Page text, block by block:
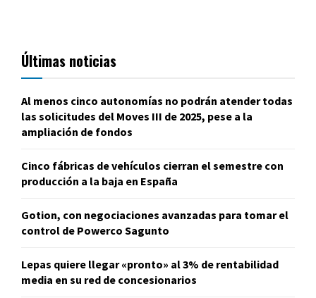
Últimas noticias
Al menos cinco autonomías no podrán atender todas
las solicitudes del Moves III de 2025, pese a la
ampliación de fondos
Cinco fábricas de vehículos cierran el semestre con
producción a la baja en España
Gotion, con negociaciones avanzadas para tomar el
control de Powerco Sagunto
Lepas quiere llegar «pronto» al 3% de rentabilidad
media en su red de concesionarios